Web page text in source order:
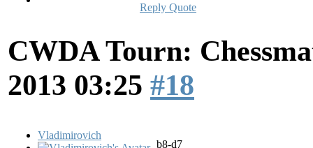
Reply Quote
CWDA Tourn:
2013 03:25 #18
Vladimirovich
b8-d7